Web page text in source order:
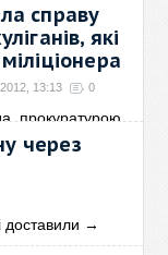
справу
які
13:13 0
прокуратурою
області→
через
доставили →